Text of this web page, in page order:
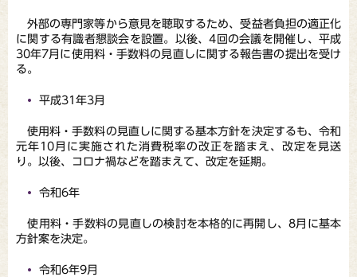
外部の専門家等から意見を聴取するため、受益者負担の適正化
に関する有識者懇談会を設置。以後、4回の会議を開催し、平成
30年7月に使用料・手数料の見直しに関する報告書の提出を受け
る。
平成31年3月
使用料・手数料の見直しに関する基本方針を決定するも、令和
元年10月に実施された消費税率の改正を踏まえ、改定を見送
り。以後、コロナ禍などを踏まえて、改定を延期。
令和6年
使用料・手数料の見直しの検討を本格的に再開し、8月に基本
方針案を決定。
令和6年9月